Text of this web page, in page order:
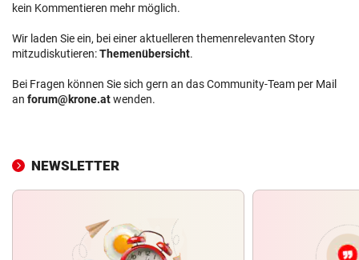
kein Kommentieren mehr möglich.
Wir laden Sie ein, bei einer aktuelleren themenrelevanten Story
mitzudiskutieren:Themenübersicht.
Bei Fragen können Sie sich gern an das Community-Team per Mail
an forum@krone.atwenden.
NEWSLETTER